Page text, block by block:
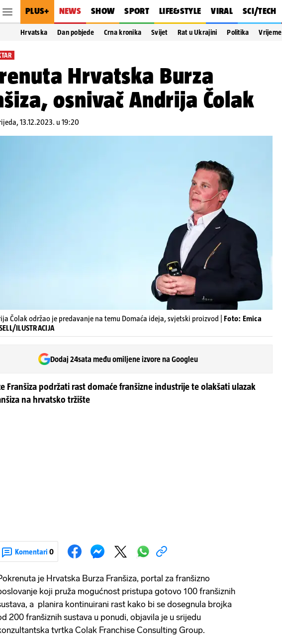
PLUS+ NEWS SHOW SPORT LIFE&STYLE VIRAL SCI/TECH
Hrvatska Dan pobjede Crna kronika Svijet Rat u Ukrajini Politika Vrijeme
Hrvatska Burza
osnivač Andrija Čolak
13.12.2023. u 19:20
Čolak održao je predavanje na temu Domaća ideja, svjetski proizvod | Foto: Emica
ILUSTRACIJA
Dodaj 24sata među omiljene izvore na Googleu
Franšiza podržati rast domaće franšizne industrije te olakšati ulazak
na hrvatsko tržište
Komentari 0
je Hrvatska Burza Franšiza, portal za franšizno
koji pruža mogućnost pristupa gotovo 100 franšiznih
a planira kontinuirani rast kako bi se dosegnula brojka
200 franšiznih sustava u ponudi, objavila je u srijedu
tvrtka Colak Franchise Consulting Group.